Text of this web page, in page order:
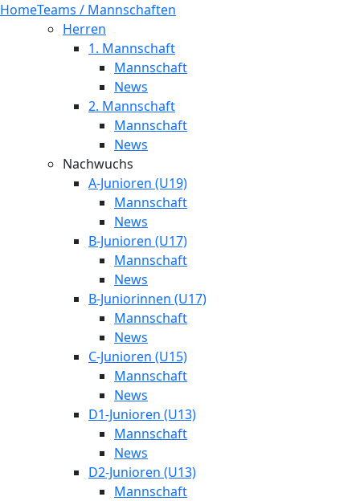
HomeTeams / Mannschaften
Herren
1. Mannschaft
Mannschaft
News
2. Mannschaft
Mannschaft
News
Nachwuchs
A-Junioren (U19)
Mannschaft
News
B-Junioren (U17)
Mannschaft
News
B-Juniorinnen (U17)
Mannschaft
News
C-Junioren (U15)
Mannschaft
News
D1-Junioren (U13)
Mannschaft
News
D2-Junioren (U13)
Mannschaft